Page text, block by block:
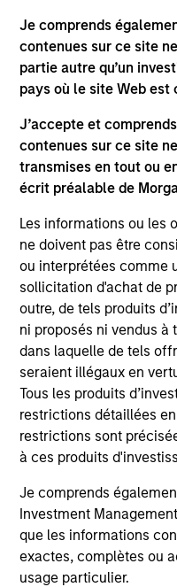
Je comprends
contenues sur ce site
partie autre qu’un
pays où le site Web est
J’accepte et
contenues sur ce site
transmises en tout ou
écrit préalable de
Les informations ou les
ne doivent pas être
ou interprétées comme
sollicitation d'achat de
outre, de tels produits
ni proposés ni vendus à
dans laquelle de tels
seraient illégaux en
Tous les produits
restrictions détaillées
restrictions sont
à ces produits
Je comprends
Investment
que les informations
exactes, complètes ou
usage particulier.
and global health care
Goldman Sachs Asset
years. She has also
support services,
Sapienze and an MBA
charterholder.
Team Insights
ARTICLE
2026 Russell
Lens on Growth,
Management
The 2026 Russell
broader shift in